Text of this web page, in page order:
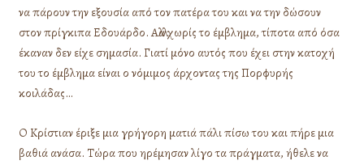
να πάρουν την εξουσία από τον πατέρα του και να την δώσουν
στον πρίγκιπα Εδουάρδο. Αλλά χωρίς το έμβλημα, τίποτα από όσα
έκαναν δεν είχε σημασία. Γιατί μόνο αυτός που έχει στην κατοχή
του το έμβλημα είναι ο νόμιμος άρχοντας της Πορφυρής
κοιλάδας…
Ο Κρίστιαν έριξε μια γρήγορη ματιά πάλι πίσω του και πήρε μια
βαθιά ανάσα. Τώρα που ηρέμησαν λίγο τα πράγματα, ήθελε να